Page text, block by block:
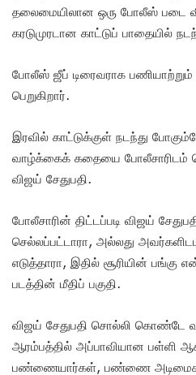
தலைமையிலான ஒரு போலீஸ் படை
கரடுமுரடான காட்டுப் பாதையில்
போலீஸ் ஜீப் டிரைவராக பணியாற்றும்
பெறுகிறார்.
இரவில் காட்டுக்குள் நடந்து
வாழ்க்கைக் கதையை போலீசாரிடம்
விஜய் சேதுபதி.
போலீசாரின் திட்டப்படி விஜய்
செல்லப்பட்டாரா, அல்லது
எடுத்தாரா, இதில் சூரியின்
படத்தின் மீதிப் பகுதி.
விஜய் சேதுபதி சொல்லி கொண்டே
ஆரம்பத்தில் அப்பாவியான பள்ளி
பண்ணையார்கள், பண்ணை